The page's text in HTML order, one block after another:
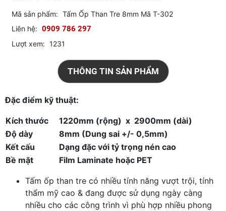
Mã sản phẩm: Tấm Ốp Than Tre 8mm Mã T-302
Liên hệ: 0909 786 297
Lượt xem: 1231
THÔNG TIN SẢN PHẨM
Đặc điểm kỹ thuật:
Kích thước
1220mm (rộng) x 2900mm (dài)
Độ dày
8mm (Dung sai +/- 0,5mm)
Kết cấu
Dạng đặc với tỷ trọng nén cao
Bề mặt
Film Laminate hoặc PET
Tấm ốp than tre có nhiều tính năng vượt trội, tính
thẩm mỹ cao & đang được sử dụng ngày càng
nhiều cho các công trình vì phù hợp nhiều phong